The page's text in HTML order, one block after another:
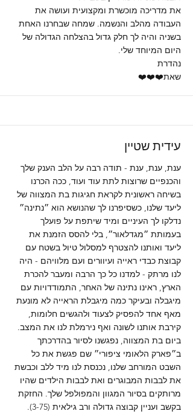
את מדריכה מוכשרת ומקצועית ועושה את
העבודה מהלב והנשמה. שמחה שבחרנו האחת
בשניה והיה לך חלק גדול בהצלחה הגדולה של
היום המיוחד שלי.
נהדרת
שאת❤️❤️❤️
עידית שטיין
ענת, ענת, ענת - תודה רבה על הלב הענק שלך
והכנפיים שרוצות לתת עוד ועוד, ככה הכרנו
בשיחה ראשונית לקראת חגיגות בת המצווה של
ליעד שלנו, כשסיפרנו לך שהנושא הוא ״נתינה״
נדלקו לך העיניים ומיד שיתפת על פועלך
בעמותת ״מגדלאור״, בלי להסס הזמנת את
ליעד ואותנו להצטרף למסלול טיול בשטח עם
קבוצת כבדי ראייה ועיוורים ועם מלוויהם - היה
לנו מרתק - למדנו כל כך הרבה ומעבר להכרת
הארץ, ראינו נתינה של האחר, התמודדויות עם
מיגבלה ובעיקר כמה מיגבלת הראייה לא מונעת
מאף אחד להפסיק לצעוד ולהגשים חלומות,
קירבת אותנו לשונה ואף נירמלת לנו את המצב.
ביום בת המצווה, נפגשנו לסיור בהדרכתך
ב״פארק הלאומי ציפורי״ שם פגשת את כל
השבט המורחב שלנו, נכנסת לנו מיד ללב וכבשת
את לבבות המבוגרים ואת לבבות הילדים שהיו
מרותקים בסיור המגוון והמפולפל שלך. החזקת
בקשב ועניין קבוצה גדולה ורב גילאית (3-75).